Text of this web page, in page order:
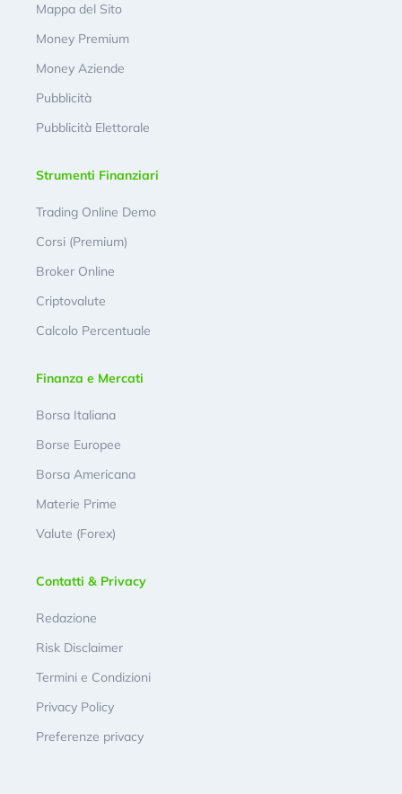
Mappa del Sito
Money Premium
Money Aziende
Pubblicità
Pubblicità Elettorale
Strumenti Finanziari
Trading Online Demo
Corsi (Premium)
Broker Online
Criptovalute
Calcolo Percentuale
Finanza e Mercati
Borsa Italiana
Borse Europee
Borsa Americana
Materie Prime
Valute (Forex)
Contatti & Privacy
Redazione
Risk Disclaimer
Termini e Condizioni
Privacy Policy
Preferenze privacy